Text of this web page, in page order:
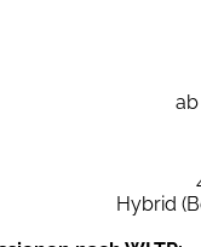
ab
Hybrid